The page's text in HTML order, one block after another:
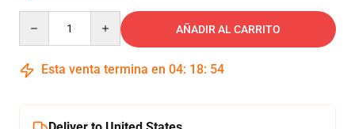
AÑADIR AL CARRITO
Esta venta termina en 04: 18: 54